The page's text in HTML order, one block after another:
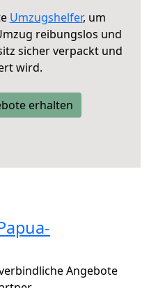
Umzugshelfer, um
reibungslos und
sicher verpackt und
wird.
erhalten
Angebote